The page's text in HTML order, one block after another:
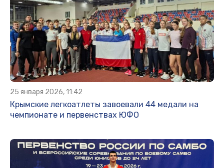
25 января 2026, 11:42
Крымские легкоатлеты завоевали 44 медали на
чемпионате и первенствах ЮФО